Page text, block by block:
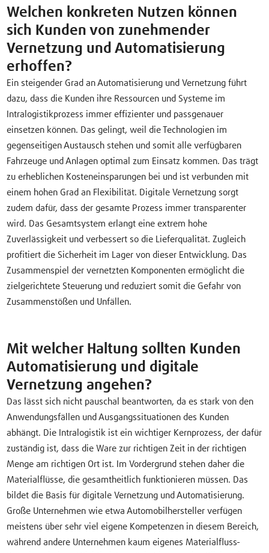
Welchen konkreten Nutzen können
sich Kunden von zunehmender
Vernetzung und Automatisierung
erhoffen?
Ein steigender Grad an Automatisierung und Vernetzung führt
dazu, dass die Kunden ihre Ressourcen und Systeme im
Intralogistikprozess immer effizienter und passgenauer
einsetzen können. Das gelingt, weil die Technologien im
gegenseitigen Austausch stehen und somit alle verfügbaren
Fahrzeuge und Anlagen optimal zum Einsatz kommen. Das trägt
zu erheblichen Kosteneinsparungen bei und ist verbunden mit
einem hohen Grad an Flexibilität. Digitale Vernetzung sorgt
zudem dafür, dass der gesamte Prozess immer transparenter
wird. Das Gesamtsystem erlangt eine extrem hohe
Zuverlässigkeit und verbessert so die Lieferqualität. Zugleich
profitiert die Sicherheit im Lager von dieser Entwicklung. Das
Zusammenspiel der vernetzten Komponenten ermöglicht die
zielgerichtete Steuerung und reduziert somit die Gefahr von
Zusammenstößen und Unfällen.
Mit welcher Haltung sollten Kunden
Automatisierung und digitale
Vernetzung angehen?
Das lässt sich nicht pauschal beantworten, da es stark von den
Anwendungsfällen und Ausgangssituationen des Kunden
abhängt. Die Intralogistik ist ein wichtiger Kernprozess, der dafür
zuständig ist, dass die Ware zur richtigen Zeit in der richtigen
Menge am richtigen Ort ist. Im Vordergrund stehen daher die
Materialflüsse, die gesamtheitlich funktionieren müssen. Das
bildet die Basis für digitale Vernetzung und Automatisierung.
Große Unternehmen wie etwa Automobilhersteller verfügen
meistens über sehr viel eigene Kompetenzen in diesem Bereich,
während andere Unternehmen kaum eigenes Materialfluss-